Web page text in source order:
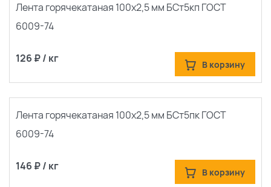
популярные
Лента горячекатаная 100х2,5 мм БСт5кп ГОСТ
6009-74
126 ₽ / кг В корзину
Лента горячекатаная 100х2,5 мм БСт5пк ГОСТ
6009-74
146 ₽ / кг В корзину